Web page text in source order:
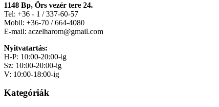
1148 Bp, Örs vezér tere 24.
Tel: +36 - 1 / 337-60-57
Mobil: +36-70 / 664-4080
E-mail: aczelharom@gmail.com
Nyitvatartás:
H-P: 10:00-20:00-ig
Sz: 10:00-20:00-ig
V: 10:00-18:00-ig
Kategóriák